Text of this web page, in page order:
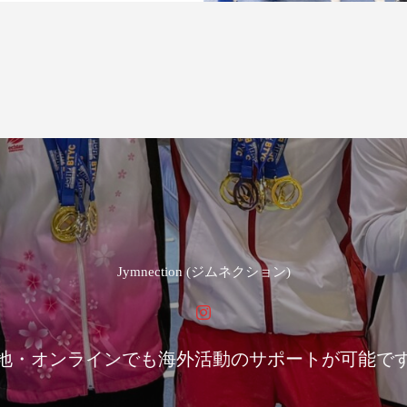
Jymnection (ジムネクション)
・オンラインでも海外活動のサポートが可能で